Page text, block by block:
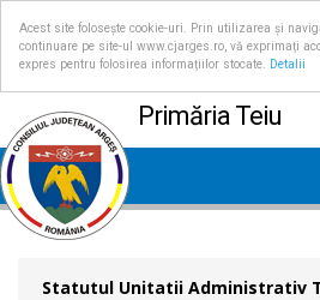
Acest site folosește cookie-uri. Prin utilizarea și
continuare pe site-ul www.cjarges.ro, vă exprimați
expres pentru folosirea informațiilor stocate.
Detalii
Primăria Teiu
Statutul Unitatii Administrativ